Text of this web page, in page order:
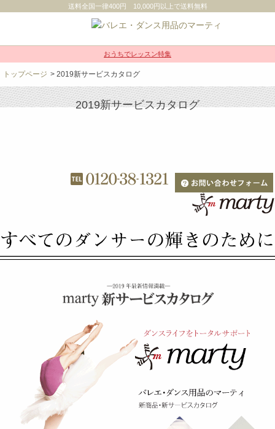
送料全国一律400円 10,000円以上で送料無料
おうちでレッスン特集
トップページ > 2019新サービスカタログ
2019新サービスカタログ